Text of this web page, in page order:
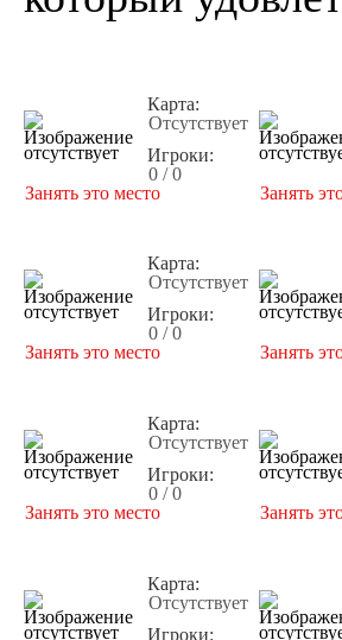
Карта:
Отсутствует
Игроки:
0 / 0
Занять это место
Занять
Карта:
Отсутствует
Игроки:
0 / 0
Занять это место
Занять
Карта:
Отсутствует
Игроки:
0 / 0
Занять это место
Занять
Карта:
Отсутствует
Игроки: